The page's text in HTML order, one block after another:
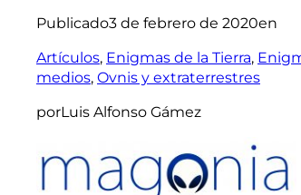
Publicado3 de febrero de 2020en
Artículos, Enigmas de la Tierra,
medios, Ovnis y extraterrestres
porLuis Alfonso Gámez